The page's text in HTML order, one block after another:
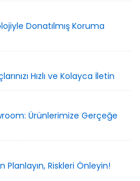
Donatılmış Koruma
Hızlı ve Kolayca İletin
Ürünlerimize Gerçeğe
Riskleri Önleyin!